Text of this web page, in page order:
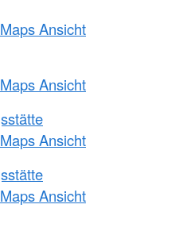
Ansicht
Ansicht
Ansicht
Ansicht